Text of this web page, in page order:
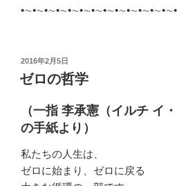
投
稿
日:
2016年2月5日
ゼロの哲学
（一指 李承憲（イルチ イ
の手紙より）
私たちの人生は、
ゼロに始まり、ゼロに戻る